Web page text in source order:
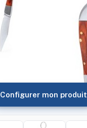
Configurer mon produit